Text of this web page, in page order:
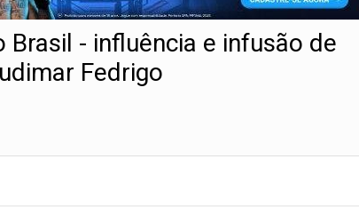
Brasil - influência e infusão de
Fedrigo